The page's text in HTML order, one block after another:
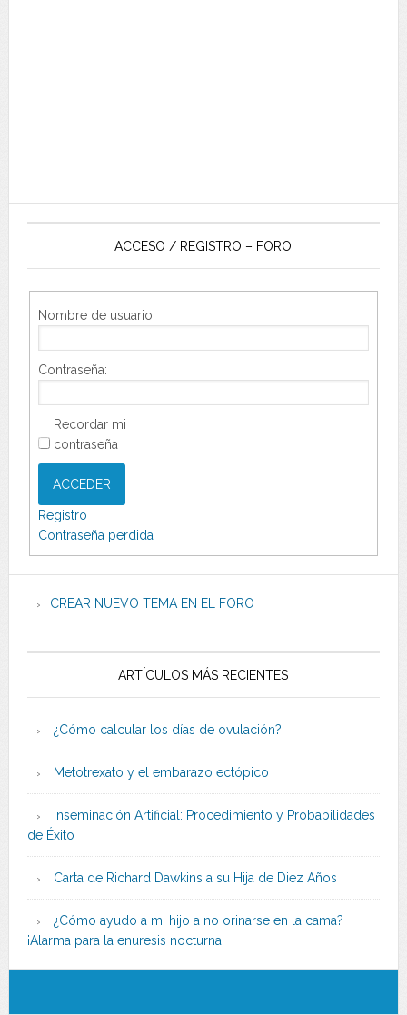
ACCESO / REGISTRO – FORO
Nombre de usuario:
Contraseña:
Recordar mi
contraseña
ACCEDER
Registro
Contraseña perdida
CREAR NUEVO TEMA EN EL FORO
ARTÍCULOS MÁS RECIENTES
¿Cómo calcular los días de ovulación?
Metotrexato y el embarazo ectópico
Inseminación Artificial: Procedimiento y Probabilidades
de Éxito
Carta de Richard Dawkins a su Hija de Diez Años
¿Cómo ayudo a mi hijo a no orinarse en la cama?
¡Alarma para la enuresis nocturna!